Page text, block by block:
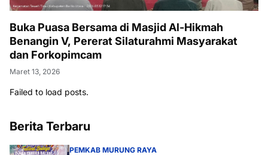
Buka Puasa Bersama di Masjid Al-Hikmah
Benangin V, Pererat Silaturahmi Masyarakat
dan Forkopimcam
Maret 13, 2026
Failed to load posts.
Berita Terbaru
PEMKAB MURUNG RAYA